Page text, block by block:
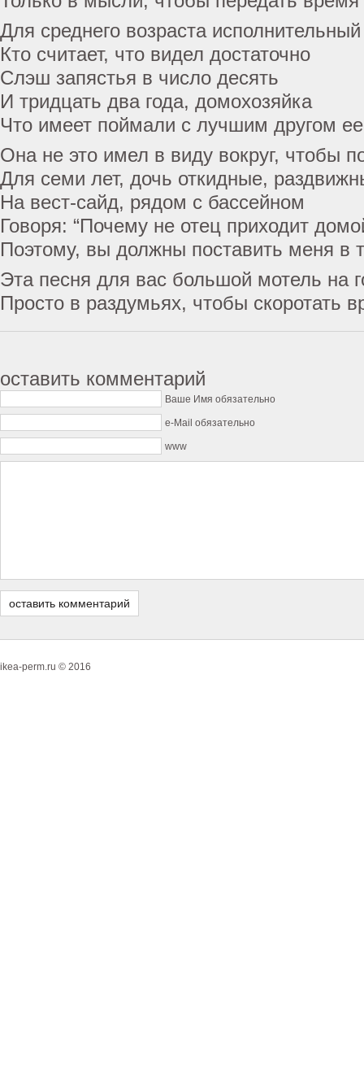
Для среднего возраста исполнительный
Кто считает, что видел достаточно
Слэш запястья в число десять
И тридцать два года, домохозяйка
Что имеет поймали с лучшим другом
Она не это имел в виду вокруг, чтобы
Для семи лет, дочь откидные,
На вест-сайд, рядом с бассейном
Говоря: “Почему не отец приходит
Поэтому, вы должны поставить меня в
Эта песня для вас большой мотель на
Просто в раздумьях, чтобы скоротать
оставить комментарий
Ваше Имя обязательно
e-Mail обязательно
www
ikea-perm.ru © 2016